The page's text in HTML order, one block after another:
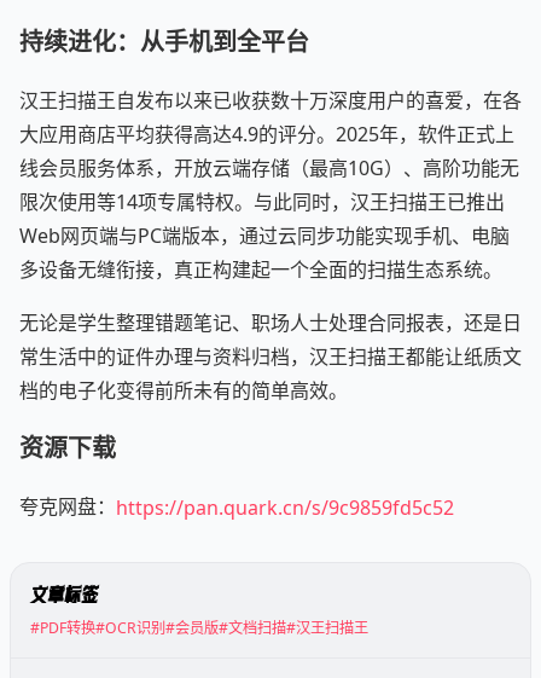
持续进化：从手机到全平台
汉王扫描王自发布以来已收获数十万深度用户的喜爱，在各
大应用商店平均获得高达4.9的评分。2025年，软件正式上
线会员服务体系，开放云端存储（最高10G）、高阶功能无
限次使用等14项专属特权。与此同时，汉王扫描王已推出
Web网页端与PC端版本，通过云同步功能实现手机、电脑
多设备无缝衔接，真正构建起一个全面的扫描生态系统。
无论是学生整理错题笔记、职场人士处理合同报表，还是日
常生活中的证件办理与资料归档，汉王扫描王都能让纸质文
档的电子化变得前所未有的简单高效。
资源下载
夸克网盘： https://pan.quark.cn/s/9c9859fd5c52
文章标签
#PDF转换#OCR识别#会员版#文档扫描#汉王扫描王